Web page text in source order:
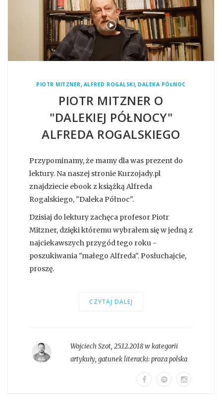
PIOTR MITZNER, ALFRED ROGALSKI, DALEKA PÓŁNOC
PIOTR MITZNER O
"DALEKIEJ PÓŁNOCY"
ALFREDA ROGALSKIEGO
Przypominamy, że mamy dla was prezent do
lektury. Na naszej stronie Kurzojady.pl
znajdziecie ebook z książką Alfreda
Rogalskiego, "Daleka Północ".
Dzisiaj do lektury zachęca profesor Piotr
Mitzner, dzięki któremu wybrałem się w jedną z
najciekawszych przygód tego roku -
poszukiwania "małego Alfreda". Posłuchajcie,
proszę.
CZYTAJ DALEJ
Wojciech Szot, 25.12.2018 w kategorii
artykuły, gatunek literacki:proza polska